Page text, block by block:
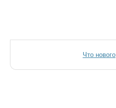
Что нового